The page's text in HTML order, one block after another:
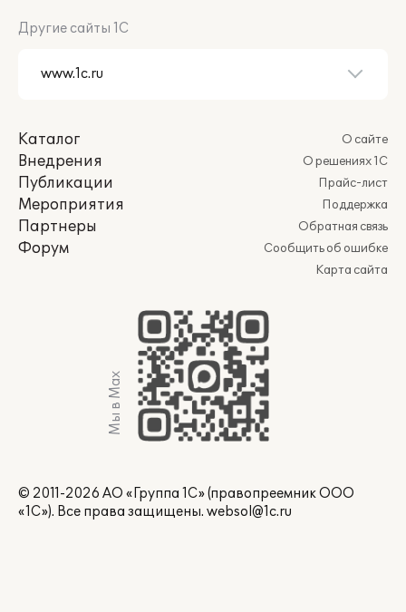
Другие сайты 1С
Каталог
Внедрения
Публикации
Мероприятия
Партнеры
Форум
О сайте
О решениях 1С
Прайс-лист
Поддержка
Обратная связь
Сообщить об ошибке
Карта сайта
Мы в Max
© 2011-2026 АО «Группа 1С» (правопреемник ООО
«1С»). Все права защищены. websol@1c.ru